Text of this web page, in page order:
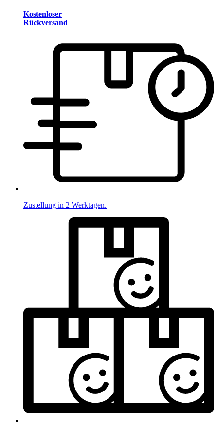
Kostenloser
Rückversand
Zustellung in 2 Werktagen.